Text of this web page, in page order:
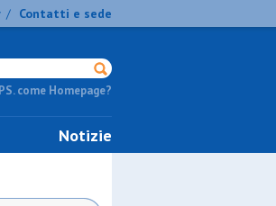
/ Contatti e sede
come Homepage?
Notizie